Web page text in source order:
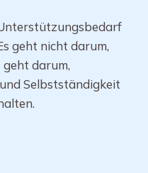
geht nicht darum,
geht darum,
Selbstständigkeit